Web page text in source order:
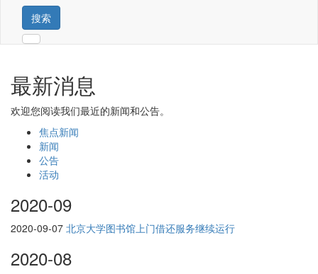
搜索
最新消息
欢迎您阅读我们最近的新闻和公告。
焦点新闻
新闻
公告
活动
2020-09
2020-09-07 北京大学图书馆上门借还服务继续运行
2020-08